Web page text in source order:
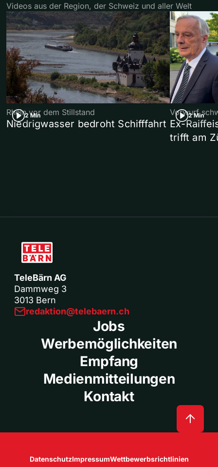
Videos aus der Region, der Schweiz und aller Welt
2 Min
Rhein vor dem Stillstand
Niedrigwasser bedroht Schifffahrt
2 Min
Vorwurf
Ex-
trifft am
TeleBärn AG
Dammweg 3
3013 Bern
redaktion@telebaern.ch
Jobs
Werbemöglichkeiten
Empfang
Medienmitteilungen
Kontakt
DatenschutzImpressumWettbewerbsrichtlinien